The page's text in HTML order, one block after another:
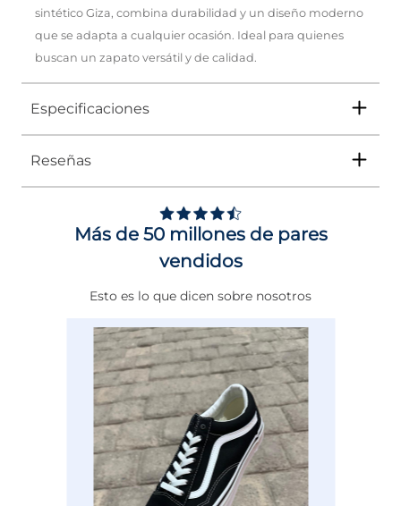
sintético Giza, combina durabilidad y un diseño moderno
que se adapta a cualquier ocasión. Ideal para quienes
buscan un zapato versátil y de calidad.
Especificaciones
Tipo
Género Mujer
DE 0 A 4 cms
NORMAL
NEGRO
Reseñas
Más de 50 millones de pares
vendidos
Esto es lo que dicen sobre nosotros